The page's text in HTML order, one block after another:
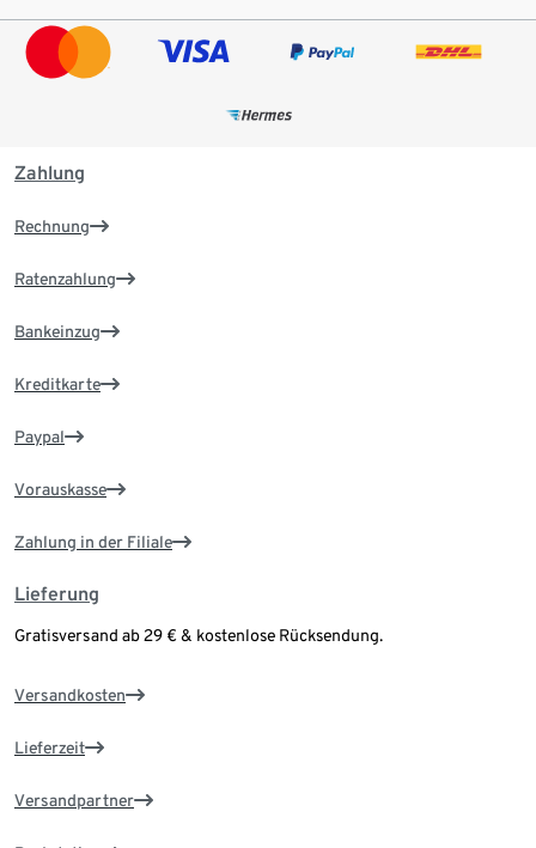
Zahlung
Rechnung
Ratenzahlung
Bankeinzug
Kreditkarte
Paypal
Vorauskasse
Zahlung in der Filiale
Lieferung
Gratisversand ab 29 € & kostenlose Rücksendung.
Versandkosten
Lieferzeit
Versandpartner